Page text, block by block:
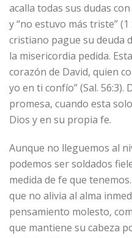
acalla todas sus dudas
y “no estuvo más triste” (1
cristiano pague su deuda
la misericordia pedida.
corazón de David, quien
yo en ti confío” (Sal.
promesa, cuando esta
Dios y en su propia fe.
Aunque no lleguemos al
podemos ser soldados
medida de fe que
que no alivia al alma
pensamiento molesto,
que mantiene su cabeza